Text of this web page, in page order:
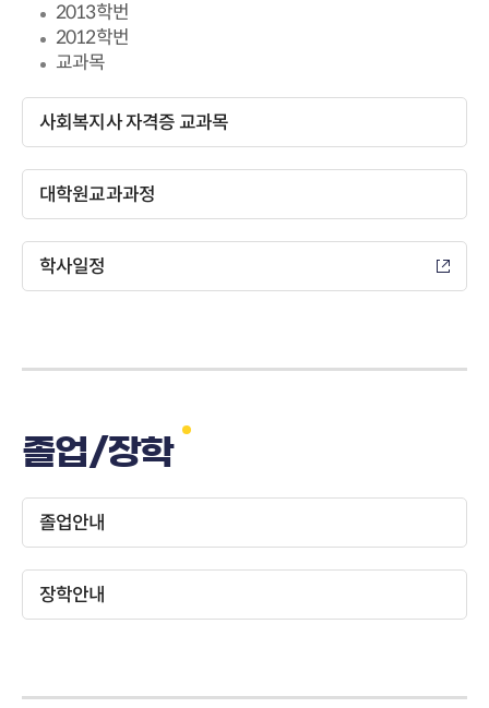
2013학번
2012학번
교과목
사회복지사 자격증 교과목
대학원교과과정
학사일정
졸업/장학
졸업안내
장학안내